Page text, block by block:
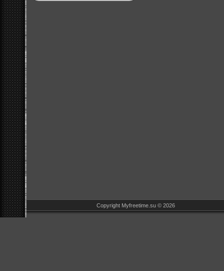
Copyright Myfreetime.su © 2026